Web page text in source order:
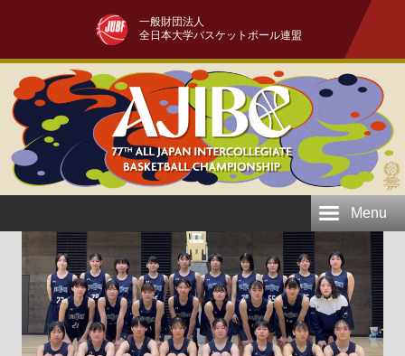
一般財団法人
全日本大学バスケットボール連盟
Menu